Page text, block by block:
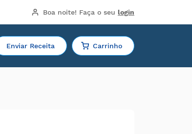
Boa noite! Faça o seu login
Enviar Receita Carrinho